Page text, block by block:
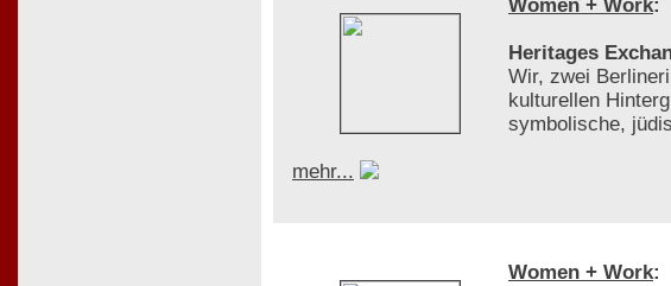
Women + Work:
Heritages
Wir, zwei
kulturellen
symbolische,
mehr...
Women + Work: